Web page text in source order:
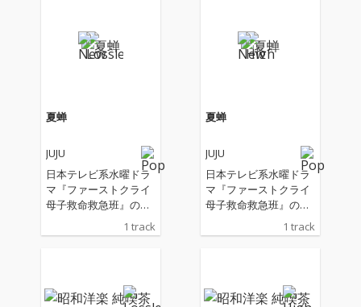
夏蝉
JUJU
日本テレビ系水曜ドラ
マ『ファーストクライ
母子救命救急班』の主
1 track
夏蝉
JUJU
日本テレビ系水曜ドラ
マ『ファーストクライ
母子救命救急班』の主
1 track